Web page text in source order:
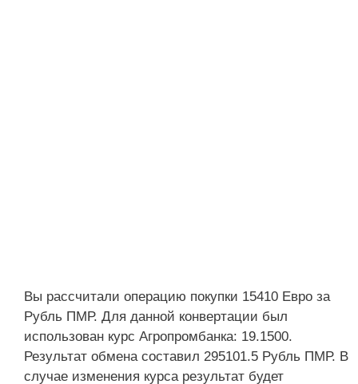
Вы рассчитали операцию покупки 15410 Евро за
Рубль ПМР. Для данной конвертации был
использован курс Агропромбанка: 19.1500.
Результат обмена составил 295101.5 Рубль ПМР. В
случае изменения курса результат будет